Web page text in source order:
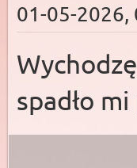
01-05-2026,
spadło